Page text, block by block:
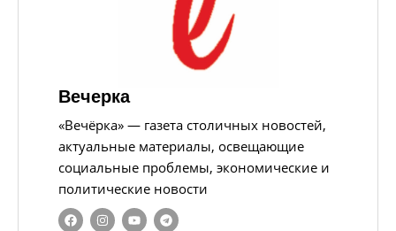
Вечерка
«Вечёрка» — газета столичных новостей,
актуальные материалы, освещающие
социальные проблемы, экономические и
политические новости